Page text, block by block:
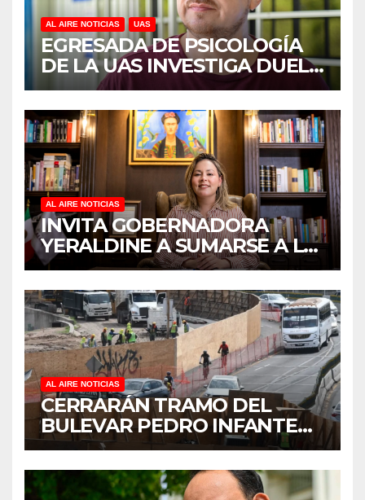
AL AIRE NOTICIAS UAS
EGRESADA DE PSICOLOGÍA
DE LA UAS INVESTIGA DUELO
ANTICIPADO Y SOBRECARGA
EN CUIDADORES DE
ADULTOS MAYORES
AL AIRE NOTICIAS
INVITA GOBERNADORA
YERALDINE A SUMARSE A LA
JORNADA NACIONAL DE
REFORESTACIÓN;
PLANTARÁN 6.6 MILLONES
DE ÁRBOLES
AL AIRE NOTICIAS
CERRARÁN TRAMO DEL
BULEVAR PEDRO INFANTE
PARA ACELERAR OBRAS
ANTES DEL REGRESO A
CLASES